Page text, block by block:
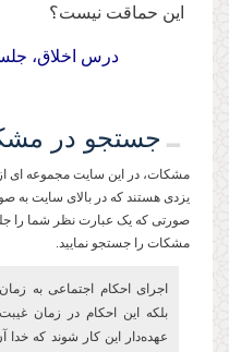
این حماقت نیست؟
درس اخلاق،
جستجو در
مشکات، در این سایت مجموعه ای
یزدی هستند که در بالای سایت به
صورتی که یک عبارت نظر شما را
مشکات را جستجو نمایید.
اجرای احکام اجتماعی به
بلکه این احکام در زمان
عهده‌دار این کار شوند که خدا